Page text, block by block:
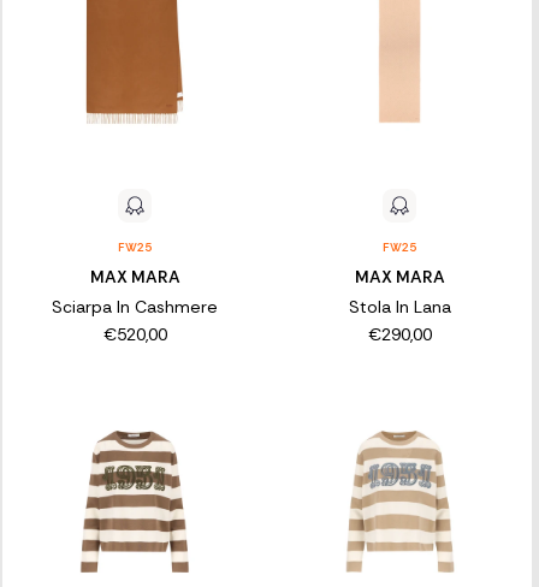
FW25
MAX MARA
Sciarpa In Cashmere
€520,00
FW25
MAX MARA
Stola In Lana
€290,00